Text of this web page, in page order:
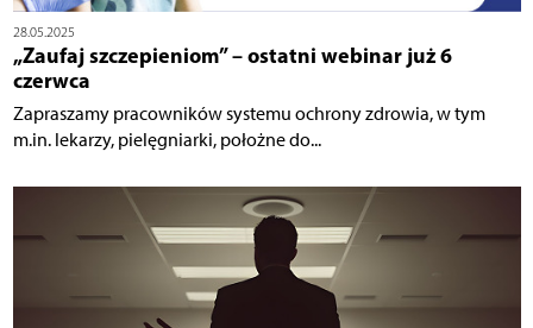
28.05.2025
„Zaufaj szczepieniom” – ostatni webinar już 6
czerwca
Zapraszamy pracowników systemu ochrony zdrowia, w tym
m.in. lekarzy, pielęgniarki, położne do...